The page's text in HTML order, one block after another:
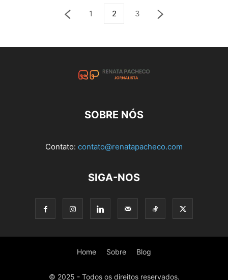
1 2 3
SOBRE NÓS
Contato: contato@renatapacheco.com
SIGA-NOS
Home Sobre Blog
© 2025 - Todos os direitos reservados.